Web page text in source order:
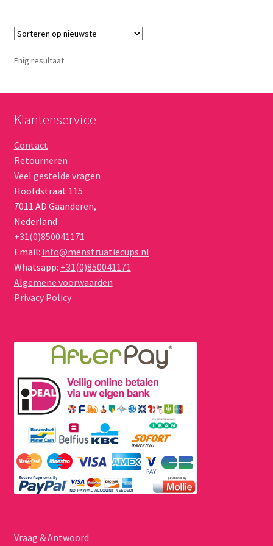
Enig resultaat
Klantenservice
Contact
Retourneren
Veel gestelde vragen
Hoofdstraat 115
7011 AD Gaanderen,
Nederland
+31(0)850041171
Email: info@menstruatiecups.nl
Whatsapp: +31(0)850041171
Algemene voorwaarden
Privacy Policy
Vraag & Antwoord